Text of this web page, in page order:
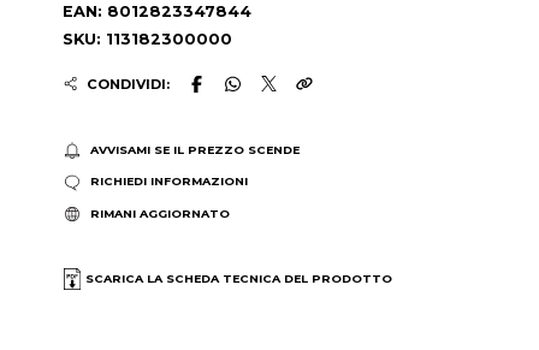
EAN: 8012823347844
SKU: 113182300000
CONDIVIDI:
AVVISAMI SE IL PREZZO SCENDE
RICHIEDI INFORMAZIONI
RIMANI AGGIORNATO
SCARICA LA SCHEDA TECNICA DEL PRODOTTO